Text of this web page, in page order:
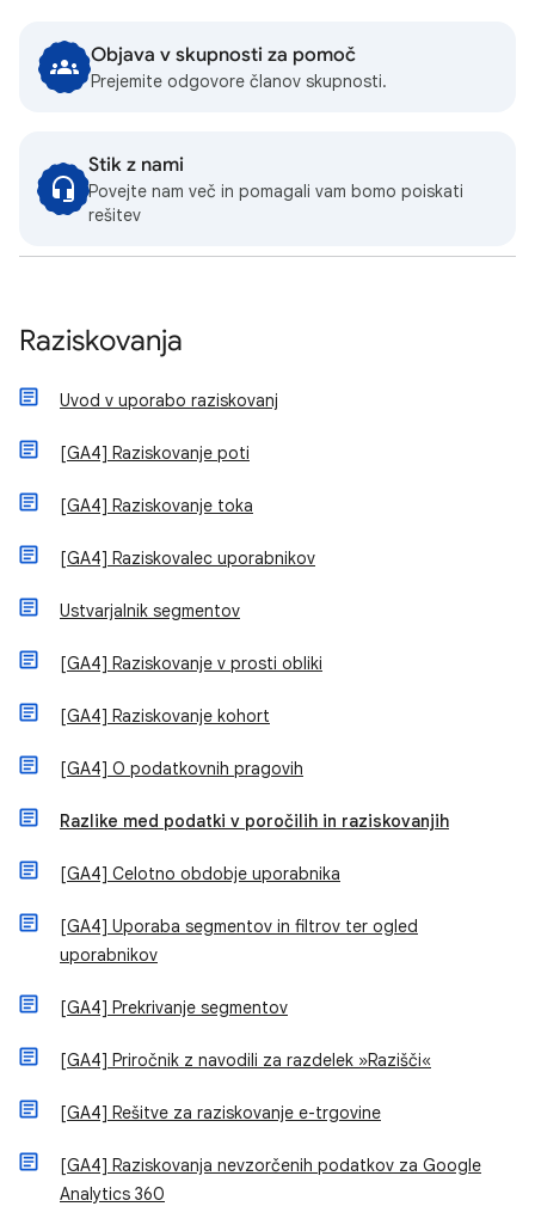
Objava v skupnosti za pomoč
Prejemite odgovore članov skupnosti.
Stik z nami
Povejte nam več in pomagali vam bomo poiskati
rešitev
Raziskovanja
Uvod v uporabo raziskovanj
[GA4] Raziskovanje poti
[GA4] Raziskovanje toka
[GA4] Raziskovalec uporabnikov
Ustvarjalnik segmentov
[GA4] Raziskovanje v prosti obliki
[GA4] Raziskovanje kohort
[GA4] O podatkovnih pragovih
Razlike med podatki v poročilih in raziskovanjih
[GA4] Celotno obdobje uporabnika
[GA4] Uporaba segmentov in filtrov ter ogled
uporabnikov
[GA4] Prekrivanje segmentov
[GA4] Priročnik z navodili za razdelek »Razišči«
[GA4] Rešitve za raziskovanje e-trgovine
[GA4] Raziskovanja nevzorčenih podatkov za Google
Analytics 360